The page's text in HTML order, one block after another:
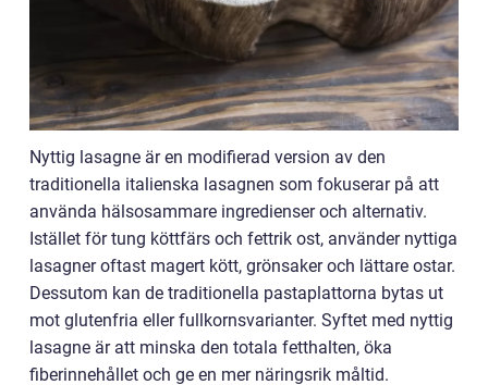
Nyttig lasagne är en modifierad version av den
traditionella italienska lasagnen som fokuserar på att
använda hälsosammare ingredienser och alternativ.
Istället för tung köttfärs och fettrik ost, använder nyttiga
lasagner oftast magert kött, grönsaker och lättare ostar.
Dessutom kan de traditionella pastaplattorna bytas ut
mot glutenfria eller fullkornsvarianter. Syftet med nyttig
lasagne är att minska den totala fetthalten, öka
fiberinnehållet och ge en mer näringsrik måltid.